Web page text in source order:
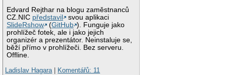
Edvard Rejthar na blogu zaměstnanců
CZ.NIC představil
svou aplikaci
SlideRshow
(GitHub ). Funguje jako
prohlížeč fotek, ale i jako jejich
organizér a prezentátor. Neinstaluje se,
běží přímo v prohlížeči. Bez serveru.
Offline.
Ladislav Hagara| Komentářů: 11